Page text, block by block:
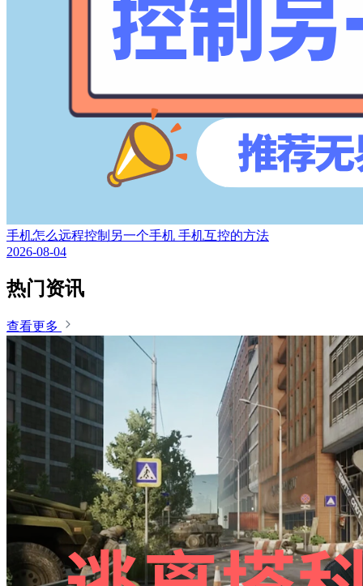
手机怎么远程控制另一个手机 手机互控的方法
2026-08-04
热门资讯
查看更多